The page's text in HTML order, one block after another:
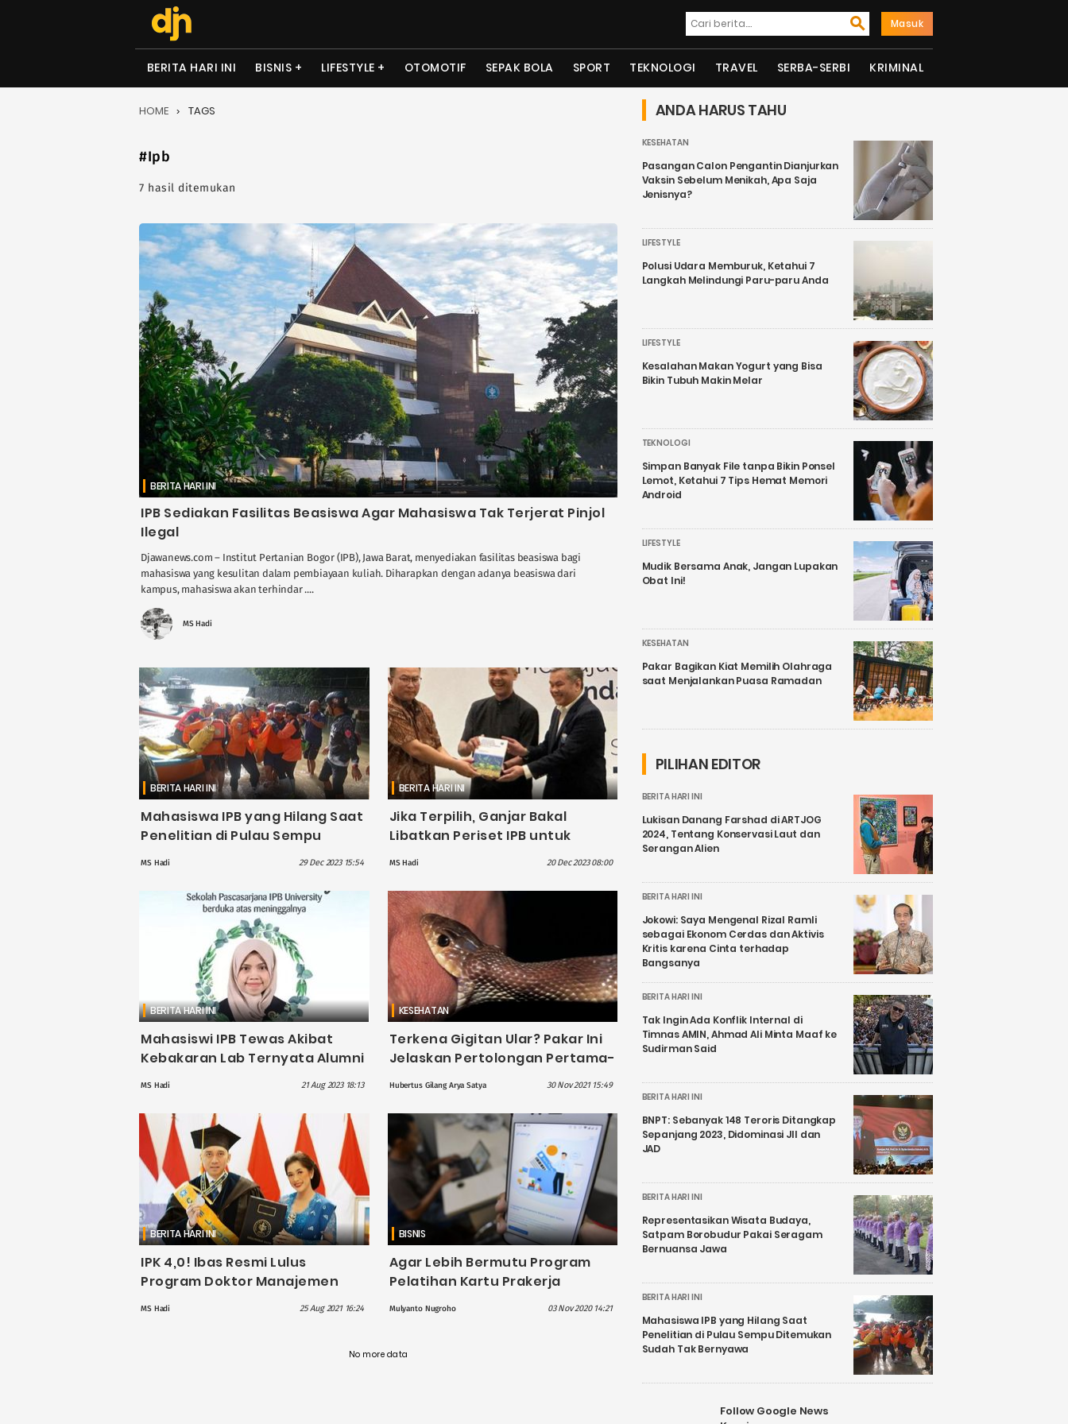
Masuk
BERITA HARI INI BISNIS LIFESTYLE OTOMOTIF SEPAK BOLA SPORT TEKNOLOGI TRAVEL SERBA-SERBI KRIMINAL
HOME TAGS
#Ipb
7 hasil ditemukan
BERITA HARI INI
IPB Sediakan Fasilitas Beasiswa Agar Mahasiswa Tak Terjerat Pinjol
Ilegal
Djawanews.com – Institut Pertanian Bogor (IPB), Jawa Barat, menyediakan fasilitas beasiswa bagi
mahasiswa yang kesulitan dalam pembiayaan kuliah. Diharapkan dengan adanya beasiswa dari
kampus, mahasiswa akan terhindar ....
MS Hadi
BERITA HARI INI
Mahasiswa IPB yang Hilang Saat
Penelitian di Pulau Sempu
MS Hadi 29 Dec 2023 15:54
BERITA HARI INI
Jika Terpilih, Ganjar Bakal
Libatkan Periset IPB untuk
MS Hadi 20 Dec 2023 08:00
BERITA HARI INI
Mahasiswi IPB Tewas Akibat
Kebakaran Lab Ternyata Alumni
Terbaik Program S1
MS Hadi 21 Aug 2023 18:13
KESEHATAN
Terkena Gigitan Ular? Pakar Ini
Jelaskan Pertolongan Pertama-
nya
Hubertus Gilang Arya Satya 30 Nov 2021 15:49
BERITA HARI INI
IPK 4,0! Ibas Resmi Lulus
Program Doktor Manajemen
Bisnis IPB, Disertasinya Dipuji
MS Hadi 25 Aug 2021 16:24
BISNIS
Agar Lebih Bermutu Program
Pelatihan Kartu Prakerja
Gandeng Kampus dan
Akademisi
Mulyanto Nugroho 03 Nov 2020 14:21
No more data
ANDA HARUS TAHU
KESEHATAN
Pasangan Calon Pengantin Dianjurkan
Vaksin Sebelum Menikah, Apa Saja
Jenisnya?
LIFESTYLE
Polusi Udara Memburuk, Ketahui 7
Langkah Melindungi Paru-paru Anda
LIFESTYLE
Kesalahan Makan Yogurt yang Bisa
Bikin Tubuh Makin Melar
TEKNOLOGI
Simpan Banyak File tanpa Bikin Ponsel
Lemot, Ketahui 7 Tips Hemat Memori
Android
LIFESTYLE
Mudik Bersama Anak, Jangan Lupakan
Obat Ini!
KESEHATAN
Pakar Bagikan Kiat Memilih Olahraga
saat Menjalankan Puasa Ramadan
PILIHAN EDITOR
BERITA HARI INI
Lukisan Danang Farshad di ARTJOG
2024, Tentang Konservasi Laut dan
Serangan Alien
BERITA HARI INI
Jokowi: Saya Mengenal Rizal Ramli
sebagai Ekonom Cerdas dan Aktivis
Kritis karena Cinta terhadap
Bangsanya
BERITA HARI INI
Tak Ingin Ada Konflik Internal di
Timnas AMIN, Ahmad Ali Minta Maaf ke
Sudirman Said
BERITA HARI INI
BNPT: Sebanyak 148 Teroris Ditangkap
Sepanjang 2023, Didominasi JII dan
JAD
BERITA HARI INI
Representasikan Wisata Budaya,
Satpam Borobudur Pakai Seragam
Bernuansa Jawa
BERITA HARI INI
Mahasiswa IPB yang Hilang Saat
Penelitian di Pulau Sempu Ditemukan
Sudah Tak Bernyawa
Follow Google News